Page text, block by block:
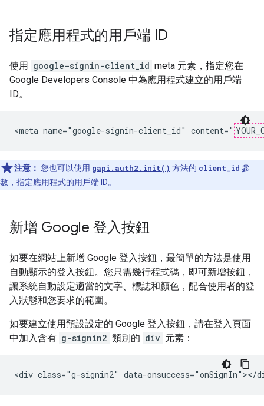
指定應用程式的用戶端 ID
使用 google-signin-client_id meta 元素，指定您在
Google Developers Console 中為應用程式建立的用戶端
ID。
<meta name="google-signin-client_id" content="
注意： 您也可以使用 gapi.auth2.init() 方法的 client_id 參
數，指定應用程式的用戶端 ID。
新增 Google 登入按鈕
如要在網站上新增 Google 登入按鈕，最簡單的方法是使用
自動顯示的登入按鈕。您只需幾行程式碼，即可新增按鈕，
讓系統自動設定適當的文字、標誌和顏色，配合使用者的登
入狀態和您要求的範圍。
如要建立使用預設設定的 Google 登入按鈕，請在登入頁面
中加入含有 g-signin2 類別的 div 元素：